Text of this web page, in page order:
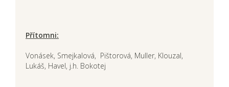
Přítomni:
Vonásek, Smejkalová, Pištorová, Muller, Klouzal,
Lukáš, Havel, j.h. Bokotej